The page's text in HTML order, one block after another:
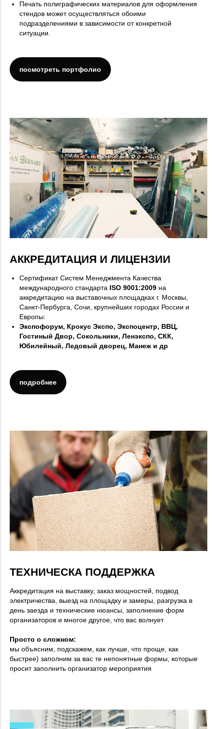
Печать полиграфических материалов для оформления
стендов может осуществляться обоими
подразделениями в зависимости от конкретной
ситуации.
посмотреть портфолио
АККРЕДИТАЦИЯ И ЛИЦЕНЗИИ
Сертификат Систем Менеджмента Качества
международного стандарта ISO 9001:2009 на
аккредитацию на выставочных площадках г. Москвы,
Санкт-Пербурга, Сочи, крупнейших городах России и
Европы:
Экспофорум, Крокус Экспо, Экспоцентр, ВВЦ,
Гостиный Двор, Сокольники, Ленэкспо, СКК,
Юбилейный, Ледовый дворец, Манеж и др
подробнее
ТЕХНИЧЕСКА ПОДДЕРЖКА
Аккредитация на выставку, заказ мощностей, подвод
электричества, выезд на площадку и замеры, разгрузка в
день заезда и технические нюансы, заполнение форм
организаторов и многое другое, что вас волнует
Просто о сложном:
мы объясним, подскажем, как лучше, что проще, как
быстрее) заполним за вас те непонятные формы, которые
просит заполнить организатор мероприятия